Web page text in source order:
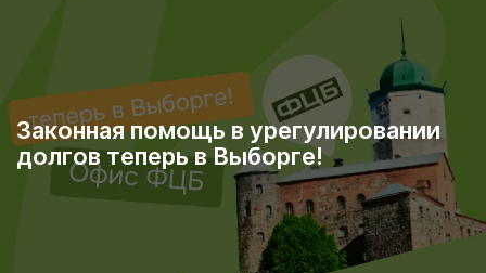
Законная помощь в урегулировании
долгов теперь в Выборге!